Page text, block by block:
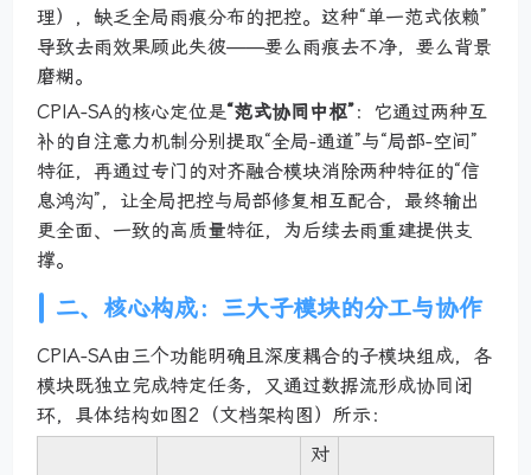
理），缺乏全局雨痕分布的把控。这种“单一范式依赖”
导致去雨效果顾此失彼——要么雨痕去不净，要么背景
磨糊。
CPIA-SA的核心定位是“范式协同中枢”：它通过两种互
补的自注意力机制分别提取“全局-通道”与“局部-空间”
特征，再通过专门的对齐融合模块消除两种特征的“信
息鸿沟”，让全局把控与局部修复相互配合，最终输出
更全面、一致的高质量特征，为后续去雨重建提供支
撑。
二、核心构成：三大子模块的分工与协作
CPIA-SA由三个功能明确且深度耦合的子模块组成，各
模块既独立完成特定任务，又通过数据流形成协同闭
环，具体结构如图2（文档架构图）所示：
对